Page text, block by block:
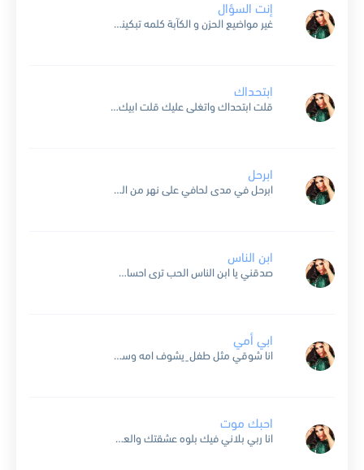
إنت السؤال
غير مواضيع الحزن و الكآبة كلمه تبكيني و كلمه تبكيك من يجني الراحة بموسم عذابه حاول تناسى والليالي تنسيك مافات فات بضحكته وبعتابه صوته توارى والأماني تناديك خل الفرح يمطر...
ابتحداك
قلت ابتحداك واتغلى عليك قلت ابيك تذوق بغيابي السهر شفتك وغيرت رأي وقلت ابيك الصراحة قلبي عنك ما صبر غالي عندي وانا مجنونة فيك ومن حلاتك طاح من عيني القمر...
ابرحل
ابرحل⁩ في مدى لحافي ‏على نهر من الغدره ‏وعلى وعد من ضفافي ‏ينور للامل قمره ‏ اخاف اروح متعافي ‏واحصل هالنهر صحره ‏يقطع حملي اكتافي ‏ويضيع الدرب بالعفره ‫وامشي لك...
ابن الناس
صدقني يا ابن الناس الحب ترى احساس هالدنيا ماتسوى زعلك يا أغلى الناس ياسيدي كلك ذوق ارحم بقلبي الشوق واحشني والله موت ياشمعة الجلاس الناس تزعل يوم وان كثروا يومين...
ابي أمي
انا شوقي مثل طفل ٍ يشوف امه وسط عينك اذا غابت غدى يبكي بوسط الناس ابي امي انا تدري وش احساسي اذا تلمسني يدينك فؤادي نبضه يوقف وايدينك تنبض بدمي...
احبك موت
انا ربي بلاني فيك بلوه عشقتك والعشق اكبر مصيبه احبك موت وقليبي تشكوى بعيد انته وانا منك قريبه انا ربي بلاني فيك بلوه عشقتك والعشق اكبر مصيبه حبيب الروح يكفي...